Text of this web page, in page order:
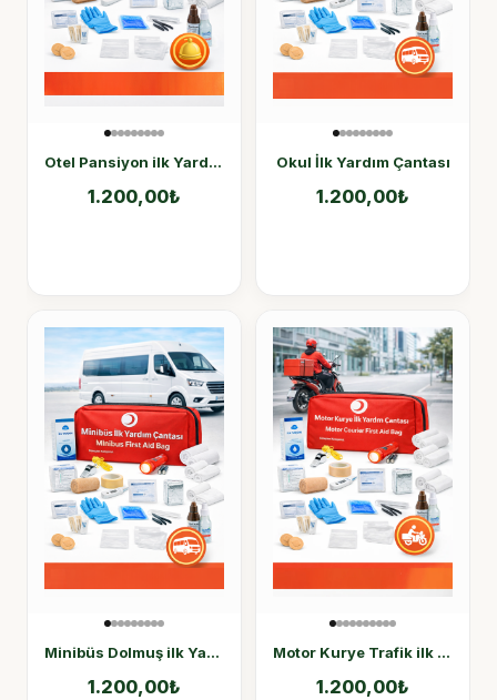
Otel Pansiyon ilk Yardım Çantası
1.200,00₺
Okul İlk Yardım Çantası
1.200,00₺
Minibüs Dolmuş ilk Yardım Çantası TüvTürk Muayene Uyumlu
1.200,00₺
Motor Kurye Trafik ilk Yardım Çantası
1.200,00₺